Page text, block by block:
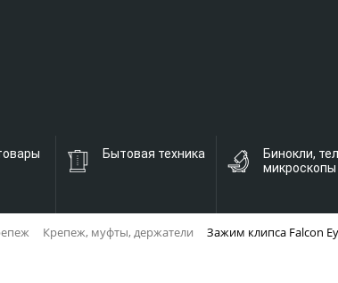
Бытовая техника
Бинокли,
микроскопы
Крепеж, муфты, держатели Зажим клипса Falcon